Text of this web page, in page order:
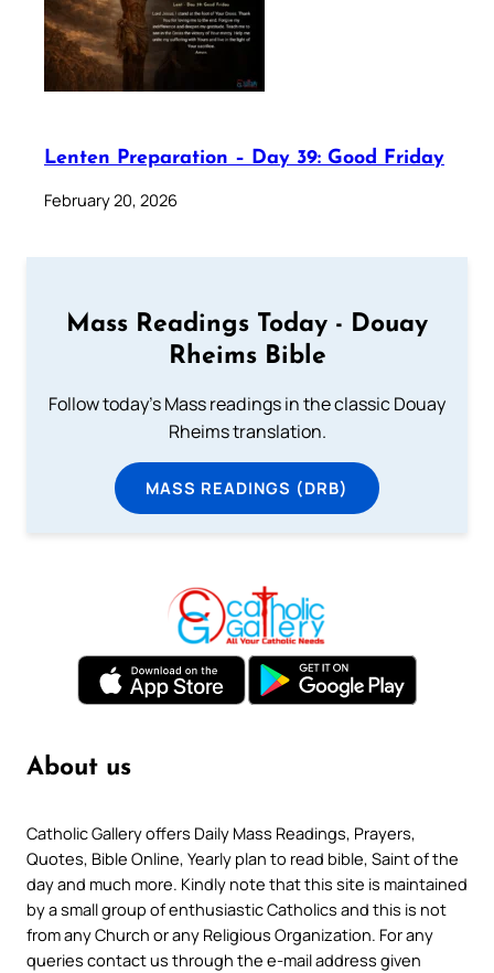
Lenten Preparation – Day 39: Good Friday
February 20, 2026
Mass Readings Today - Douay
Rheims Bible
Follow today's Mass readings in the classic Douay
Rheims translation.
MASS READINGS (DRB)
About us
Catholic Gallery offers Daily Mass Readings, Prayers,
Quotes, Bible Online, Yearly plan to read bible, Saint of the
day and much more. Kindly note that this site is maintained
by a small group of enthusiastic Catholics and this is not
from any Church or any Religious Organization. For any
queries contact us through the e-mail address given